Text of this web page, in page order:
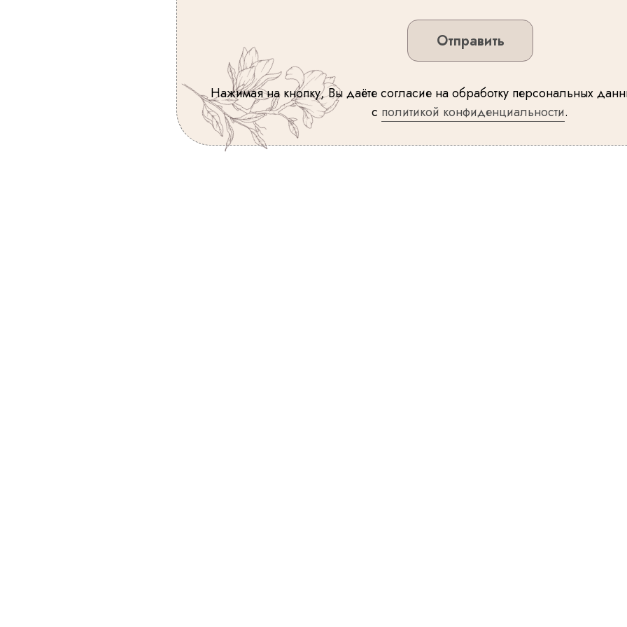
Отправить
Нажимая на кнопку, Вы даёте согласие на обработку персональных
с политикой конфиденциальности.